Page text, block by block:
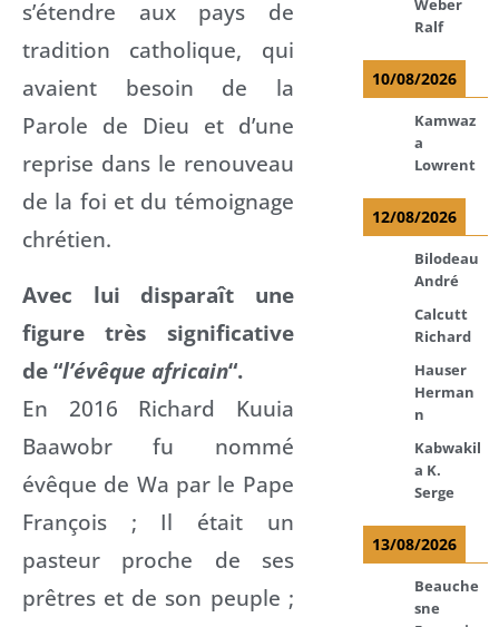
s’étendre aux pays de
tradition catholique, qui
avaient besoin de la
Parole de Dieu et d’une
reprise dans le renouveau
de la foi et du témoignage
chrétien.
Avec lui disparaît une
figure très significative
de “l’évêque africain“.
En 2016 Richard Kuuia
Baawobr fu nommé
évêque de Wa par le Pape
François ; Il était un
pasteur proche de ses
prêtres et de son peuple ;
Weber
Ralf
10/08/2026
Kamwaz
a
Lowrent
12/08/2026
Bilodeau
André
Calcutt
Richard
Hauser
Herman
n
Kabwakil
a K.
Serge
13/08/2026
Beauche
sne